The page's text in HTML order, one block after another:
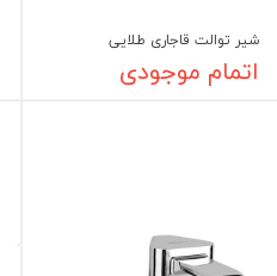
شیر توالت قاجاری طلایی
اتمام موجودی